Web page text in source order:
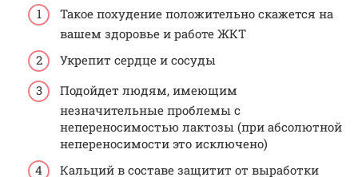
Такое похудение положительно скажется на
вашем здоровье и работе ЖКТ
Укрепит сердце и сосуды
Подойдет людям, имеющим
незначительные проблемы с
непереносимостью лактозы (при абсолютной
непереносимости это исключено)
Кальций в составе защитит от выработки